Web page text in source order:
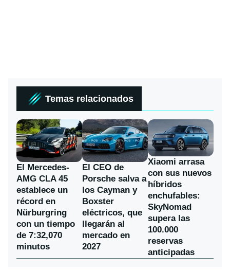
Temas relacionados
El Mercedes-
AMG CLA 45
establece un
récord en
Nürburgring
con un tiempo
de 7:32,070
minutos
El CEO de
Porsche salva a
los Cayman y
Boxster
eléctricos, que
llegarán al
mercado en
2027
Xiaomi arrasa
con sus nuevos
híbridos
enchufables:
SkyNomad
supera las
100.000
reservas
anticipadas